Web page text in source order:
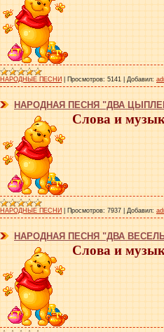
НАРОДНЫЕ ПЕСНИ Просмотров: 5141 Добавил:
НАРОДНАЯ ПЕСНЯ "ДВА
Слова и
НАРОДНЫЕ ПЕСНИ Просмотров: 7937 Добавил:
НАРОДНАЯ ПЕСНЯ "ДВА
Слова и